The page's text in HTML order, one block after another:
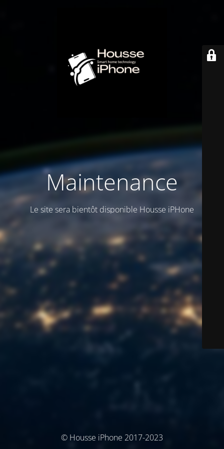
Maintenance
Le site sera bientôt disponible Housse iPHone
© Housse iPhone 2017-2023